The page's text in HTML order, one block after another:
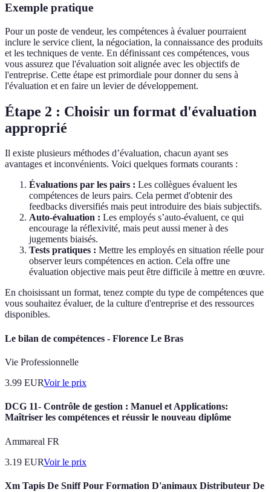
Exemple pratique
Pour un poste de vendeur, les compétences à évaluer pourraient
inclure le service client, la négociation, la connaissance des produits
et les techniques de vente. En définissant ces compétences, vous
vous assurez que l'évaluation soit alignée avec les objectifs de
l'entreprise. Cette étape est primordiale pour donner du sens à
l'évaluation et en faire un levier de développement.
Étape 2 : Choisir un format d'évaluation
approprié
Il existe plusieurs méthodes d’évaluation, chacun ayant ses
avantages et inconvénients. Voici quelques formats courants :
Évaluations par les pairs : Les collègues évaluent les
compétences de leurs pairs. Cela permet d'obtenir des
feedbacks diversifiés mais peut introduire des biais subjectifs.
Auto-évaluation : Les employés s’auto-évaluent, ce qui
encourage la réflexivité, mais peut aussi mener à des
jugements biaisés.
Tests pratiques : Mettre les employés en situation réelle pour
observer leurs compétences en action. Cela offre une
évaluation objective mais peut être difficile à mettre en œuvre.
En choisissant un format, tenez compte du type de compétences que
vous souhaitez évaluer, de la culture d'entreprise et des ressources
disponibles.
Le bilan de compétences - Florence Le Bras
Vie Professionnelle
3.99 EURVoir le prix
DCG 11- Contrôle de gestion : Manuel et Applications:
Maîtriser les compétences et réussir le nouveau diplôme
Ammareal FR
3.19 EURVoir le prix
Xm Tapis De Sniff Pour Formation D'animaux Distributeur De